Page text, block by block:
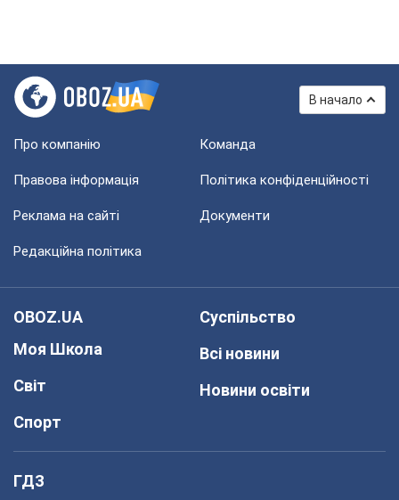
В начало
Про компанію Команда
Правова інформація Політика конфіденційності
Реклама на сайті Документи
Редакційна політика
OBOZ.UA
Моя Школа
Світ
Спорт
Суспільство
Всі новини
Новини освіти
ГДЗ